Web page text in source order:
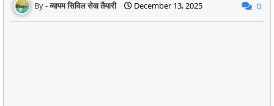
व्यापम सिविल सेवा तैयारी December 13, 2025 0